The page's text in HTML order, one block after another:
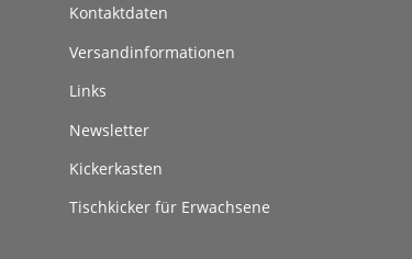
Kontaktdaten
Versandinformationen
Links
Newsletter
Kickerkasten
Tischkicker für Erwachsene